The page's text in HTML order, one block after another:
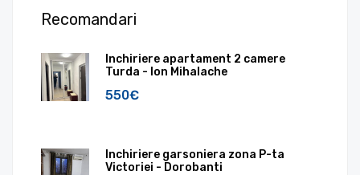
Recomandari
Inchiriere apartament 2 camere
Turda - Ion Mihalache
550€
Inchiriere garsoniera zona P-ta
Victoriei - Dorobanti